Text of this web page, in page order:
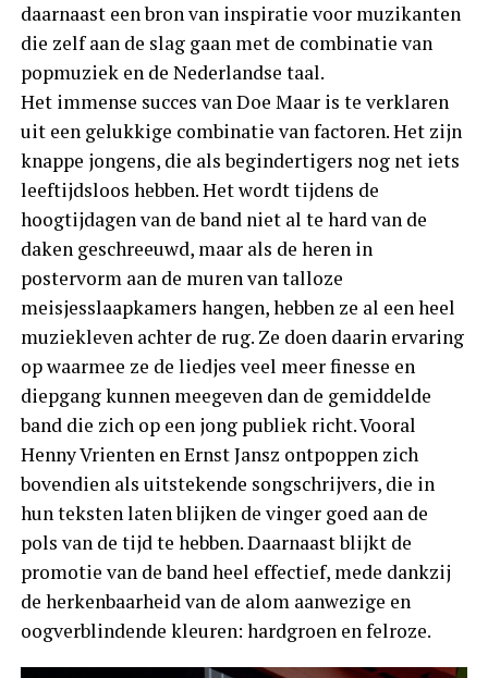
daarnaast een bron van inspiratie voor muzikanten
die zelf aan de slag gaan met de combinatie van
popmuziek en de Nederlandse taal.
Het immense succes van Doe Maar is te verklaren
uit een gelukkige combinatie van factoren. Het zijn
knappe jongens, die als begindertigers nog net iets
leeftijdsloos hebben. Het wordt tijdens de
hoogtijdagen van de band niet al te hard van de
daken geschreeuwd, maar als de heren in
postervorm aan de muren van talloze
meisjesslaapkamers hangen, hebben ze al een heel
muziekleven achter de rug. Ze doen daarin ervaring
op waarmee ze de liedjes veel meer finesse en
diepgang kunnen meegeven dan de gemiddelde
band die zich op een jong publiek richt. Vooral
Henny Vrienten en Ernst Jansz ontpoppen zich
bovendien als uitstekende songschrijvers, die in
hun teksten laten blijken de vinger goed aan de
pols van de tijd te hebben. Daarnaast blijkt de
promotie van de band heel effectief, mede dankzij
de herkenbaarheid van de alom aanwezige en
oogverblindende kleuren: hardgroen en felroze.